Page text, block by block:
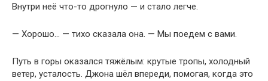
Внутри неё что-то дрогнуло — и стало легче.
— Хорошо… — тихо сказала она. — Мы поедем с вами.
Путь в горы оказался тяжёлым: крутые тропы, холодный
ветер, усталость. Джона шёл впереди, помогая, когда это